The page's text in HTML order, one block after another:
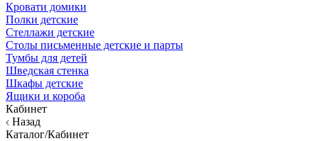
Кровати домики
Полки детские
Стеллажи детские
Столы письменные детские и парты
Тумбы для детей
Шведская стенка
Шкафы детские
Ящики и короба
Кабинет
Назад
Каталог/Кабинет